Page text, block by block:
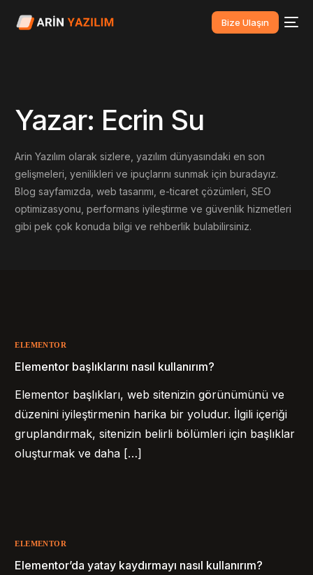
Bize Ulaşın
Yazar: Ecrin Su
Arin Yazılım olarak sizlere, yazılım dünyasındaki en son
gelişmeleri, yenilikleri ve ipuçlarını sunmak için buradayız.
Blog sayfamızda, web tasarımı, e-ticaret çözümleri, SEO
optimizasyonu, performans iyileştirme ve güvenlik hizmetleri
gibi pek çok konuda bilgi ve rehberlik bulabilirsiniz.
ELEMENTOR
Elementor başlıklarını nasıl kullanırım?
Elementor başlıkları, web sitenizin görünümünü ve
düzenini iyileştirmenin harika bir yoludur. İlgili içeriği
gruplandırmak, sitenizin belirli bölümleri için başlıklar
oluşturmak ve daha […]
ELEMENTOR
Elementor’da yatay kaydırmayı nasıl kullanırım?